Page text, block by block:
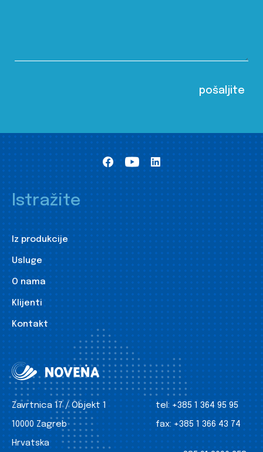
Istražite
Iz produkcije
Usluge
O nama
Klijenti
Kontakt
Zavrtnica 17 / Objekt 1
10000 Zagreb
Hrvatska
tel: +385 1 364 95 95
fax: +385 1 366 43 74